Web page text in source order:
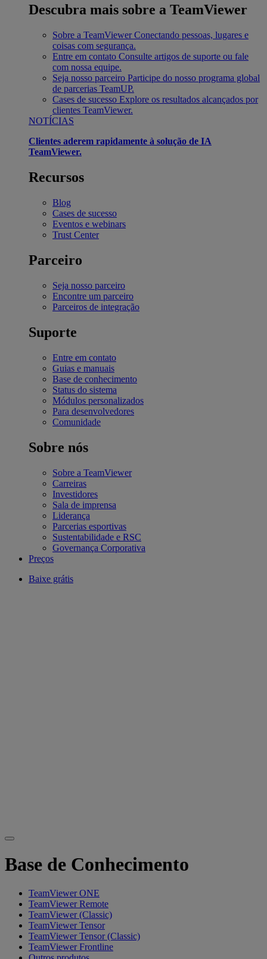
Descubra mais sobre a TeamViewer
Sobre a TeamViewer Conectando pessoas, lugares e
coisas com segurança.
Entre em contato Consulte artigos de suporte ou fale
com nossa equipe.
Seja nosso parceiro Participe do nosso programa global
de parcerias TeamUP.
Cases de sucesso Explore os resultados alcançados por
clientes TeamViewer.
NOTÍCIAS
Clientes aderem rapidamente à solução de IA
TeamViewer.
Recursos
Blog
Cases de sucesso
Eventos e webinars
Trust Center
Parceiro
Seja nosso parceiro
Encontre um parceiro
Parceiros de integração
Suporte
Entre em contato
Guias e manuais
Base de conhecimento
Status do sistema
Módulos personalizados
Para desenvolvedores
Comunidade
Sobre nós
Sobre a TeamViewer
Carreiras
Investidores
Sala de imprensa
Liderança
Parcerias esportivas
Sustentabilidade e RSC
Governança Corporativa
Preços
Baixe grátis
Base de Conhecimento
TeamViewer ONE
TeamViewer Remote
TeamViewer (Classic)
TeamViewer Tensor
TeamViewer Tensor (Classic)
TeamViewer Frontline